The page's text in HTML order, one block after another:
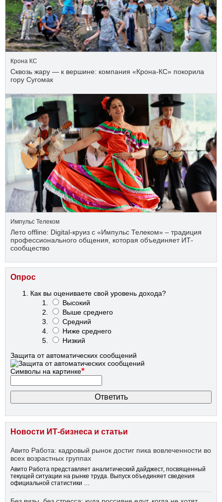
Крона КС
Сквозь жару — к вершине: компания «Крона‑КС» покорила
гору Сугомак
Импульс Телеком
Лето offline: Digital-круиз с «Импульс Телеком» – традиция
профессионального общения, которая объединяет ИТ-
сообщество
Опрос
Как вы оцениваете свой уровень дохода?
Высокий
Выше среднего
Средний
Ниже среднего
Низкий
Защита от автоматических сообщений
Символы на картинке*
Новости ИТ-бизнеса и статьи
Авито Работа: кадровый рынок достиг пика вовлеченности во
всех возрастных группах
Авито Работа представляет аналитический дайджест, посвященный
текущей ситуации на рынке труда. Выпуск объединяет сведения
официальной статистики …